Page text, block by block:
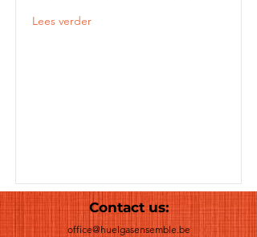
Lees verder
Contact us:
office@huelgasensemble.be